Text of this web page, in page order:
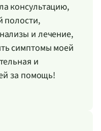
консультацию,
полости,
и лечение,
симптомы моей
и
за помощь!